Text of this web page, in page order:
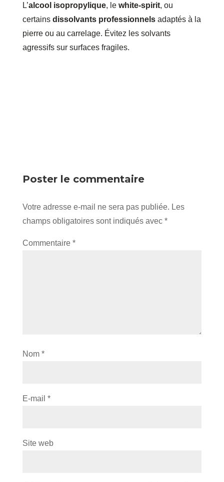
L’alcool isopropylique, le white‑spirit, ou
certains dissolvants professionnelsadaptés à la
pierre ou au carrelage. Évitez les solvants
agressifs sur surfaces fragiles.
Poster le commentaire
Votre adresse e-mail ne sera pas publiée. Les
champs obligatoires sont indiqués avec *
Commentaire *
Nom *
E-mail *
Site web